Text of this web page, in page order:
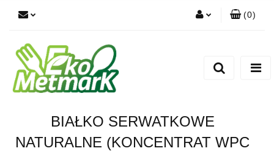
(0)
BIAŁKO SERWATKOWE
NATURALNE (KONCENTRAT WPC